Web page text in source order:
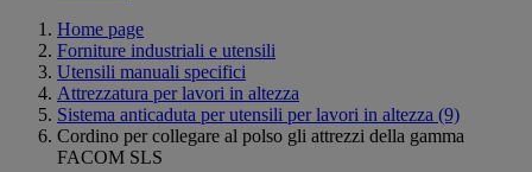
Home page
Forniture industriali e utensili
Utensili manuali specifici
Attrezzatura per lavori in altezza
Sistema anticaduta per utensili per lavori in altezza (9)
Cordino per collegare al polso gli attrezzi della gamma
FACOM SLS